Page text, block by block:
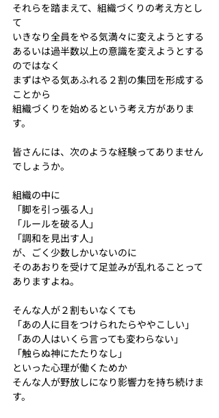
それらを踏まえて、組織づくりの考え方とし
て
いきなり全員をやる気満々に変えようとする
あるいは過半数以上の意識を変えようとする
のではなく
まずはやる気あふれる２割の集団を形成する
ことから
組織づくりを始めるという考え方がありま
す。
皆さんには、次のような経験ってありません
でしょうか。
組織の中に
「脚を引っ張る人」
「ルールを破る人」
「調和を見出す人」
が、ごく少数しかいないのに
そのあおりを受けて足並みが乱れることって
ありますよね。
そんな人が２割もいなくても
「あの人に目をつけられたらややこしい」
「あの人はいくら言っても変わらない」
「触らぬ神にたたりなし」
といった心理が働くためか
そんな人が野放しになり影響力を持ち続けま
す。